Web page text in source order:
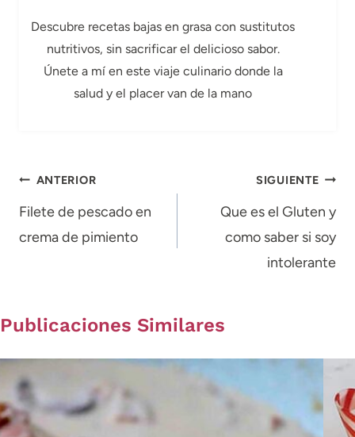
Descubre recetas bajas en grasa con sustitutos
nutritivos, sin sacrificar el delicioso sabor.
Únete a mí en este viaje culinario donde la
salud y el placer van de la mano
Navegación
de
entradas
ANTERIOR
Filete de pescado en
crema de pimiento
SIGUIENTE
Que es el Gluten y
como saber si soy
intolerante
Publicaciones Similares